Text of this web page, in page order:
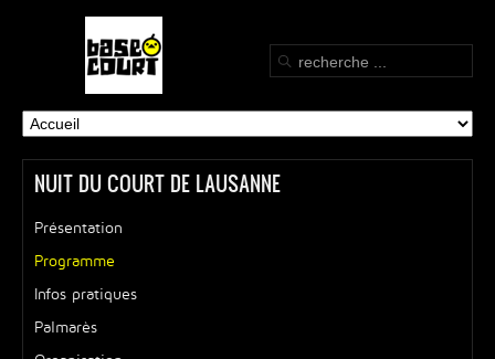
NUIT DU COURT DE LAUSANNE
Présentation
Programme
Infos pratiques
Palmarès